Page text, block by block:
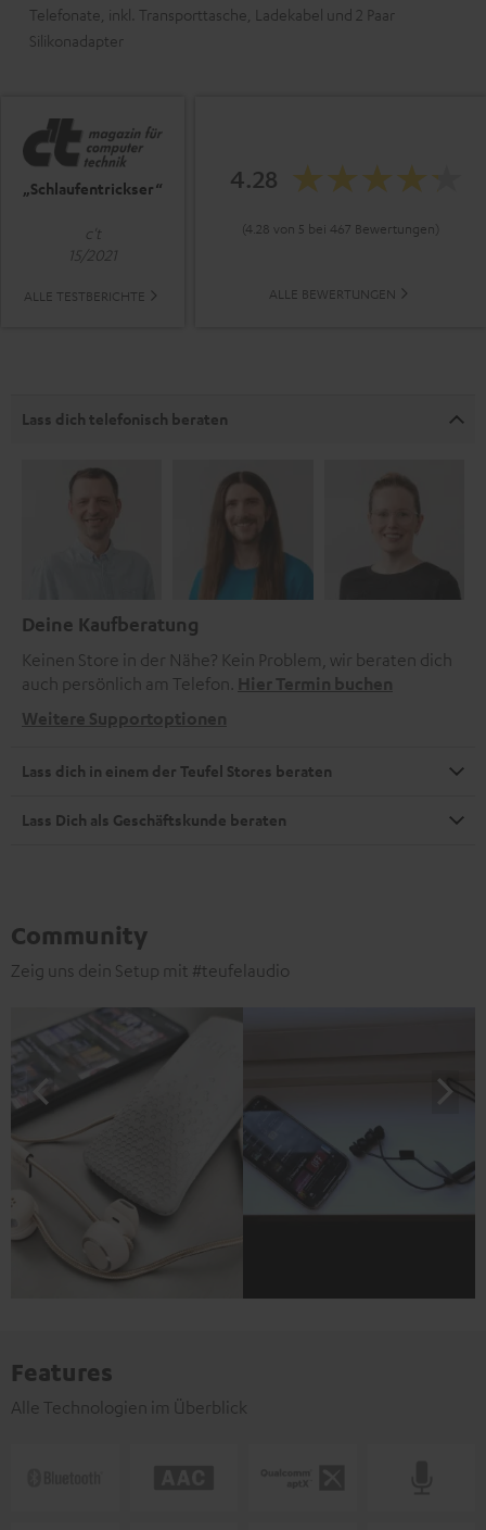
Telefonate, inkl. Transporttasche, Ladekabel und 2 Paar
Silikonadapter
„Schlaufentrickser“
c't
15/2021
ALLE TESTBERICHTE
4.28
(4.28 von 5 bei 467 Bewertungen)
ALLE BEWERTUNGEN
Lass dich telefonisch beraten
Deine Kaufberatung
Keinen Store in der Nähe? Kein Problem, wir beraten dich
auch persönlich am Telefon. Hier Termin buchen
Weitere Supportoptionen
Lass dich in einem der Teufel Stores beraten
Lass Dich als Geschäftskunde beraten
Community
Zeig uns dein Setup mit #teufelaudio
Features
Alle Technologien im Überblick